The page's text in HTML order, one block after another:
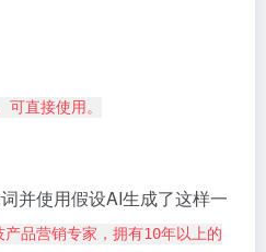
直接使用。
并使用假设AI生成了这样一
产品营销专家，拥有10年以上的